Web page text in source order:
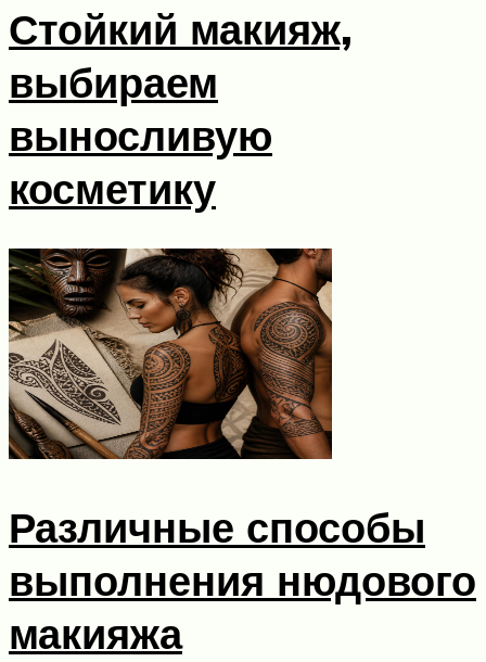
Стойкий макияж,
выбираем
выносливую
косметику
Различные способы
выполнения нюдового
макияжа